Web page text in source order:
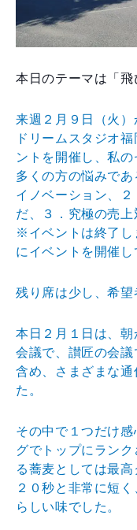
本日のテーマは「飛
来週２月９日（火）
ドリ ームスタジオ
ントを開催し、私の
多くの方の悩みであ
イノベーション、
だ、３．究極の売上
※イベントは終了し
に イベントを開催し
残り席は少し、希望
本日２月１日は、
会議で、讃匠の会
含め、さ まざまな
た。
その中で１つだけ
グでトップにラン
る蕎麦と しては最
２０秒と非常 に短
らしい味でした。